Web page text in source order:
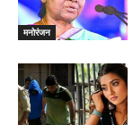
मनोरंजन